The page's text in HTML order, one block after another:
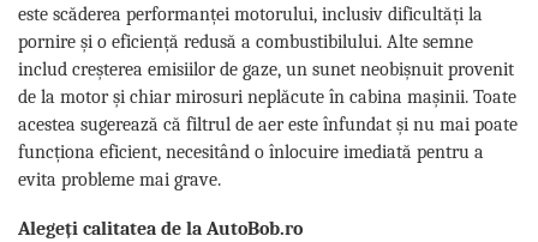
este scăderea performanței motorului, inclusiv dificultăți la
pornire și o eficiență redusă a combustibilului. Alte semne
includ creșterea emisiilor de gaze, un sunet neobișnuit provenit
de la motor și chiar mirosuri neplăcute în cabina mașinii. Toate
acestea sugerează că filtrul de aer este înfundat și nu mai poate
funcționa eficient, necesitând o înlocuire imediată pentru a
evita probleme mai grave.
Alegeți calitatea de la AutoBob.ro